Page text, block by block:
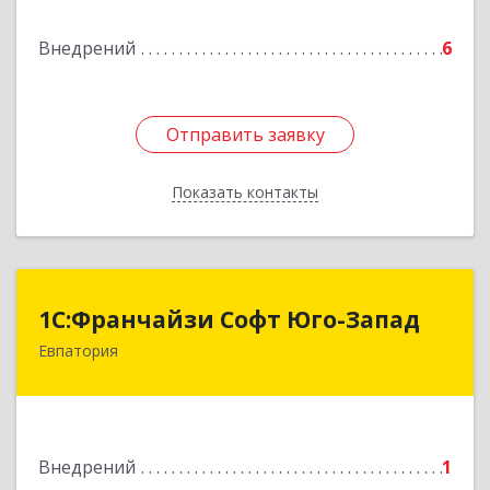
Внедрений 6
Отправить заявку
Показать контакты
Подробнее
Отправить заявку
Назад
1С:Франчайзи Софт Юго-Запад
Евпатория
Внедрений 1
1С:Франчайзи Софт Юго-Запад
297407, Крым Респ, Евпатория г, Победы пр-кт,